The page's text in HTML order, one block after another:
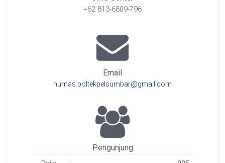
+62 813-6809-796
Email
humas.poltekpelsumbar@gmail.com
Pengunjung